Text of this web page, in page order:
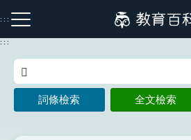
到
主
:::
注音索引圖示 筆畫索引圖示
:::
詞條檢索 全文檢索